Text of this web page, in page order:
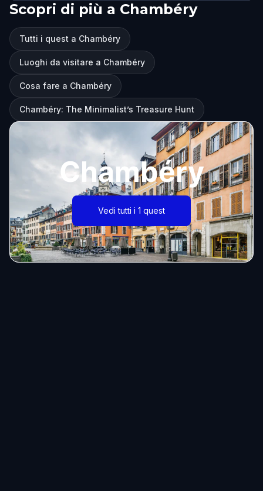
Scopri di più a Chambéry
Tutti i quest a Chambéry
Luoghi da visitare a Chambéry
Cosa fare a Chambéry
Chambéry: The Minimalist’s Treasure Hunt
Chambéry
Vedi tutti i 1 quest